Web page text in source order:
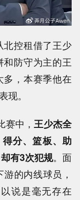
控租借了王少
防守为主的王
，本赛季他在
现。
赛中，王少杰全
分、篮板、助
有3次犯规。面
的内线球员，
说是毫无存在